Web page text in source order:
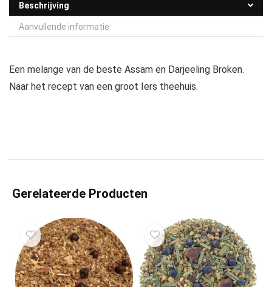
Beschrijving
Aanvullende informatie
Een melange van de beste Assam en Darjeeling Broken.
Naar het recept van een groot Iers theehuis.
Gerelateerde Producten